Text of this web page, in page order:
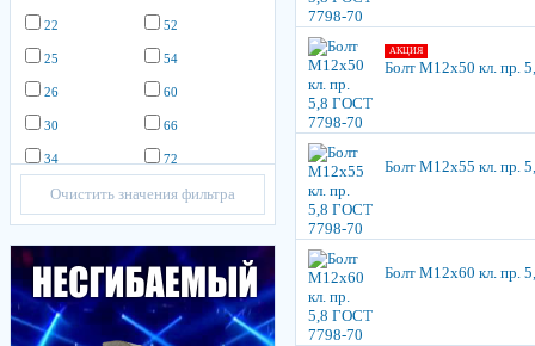
22
25
26
30
34
52
54
60
66
72
Очистить значения фильтра
АКЦИЯ
Болт М12х50 кл. пр.
Болт М12х55 кл. пр.
Болт М12х60 кл. пр.